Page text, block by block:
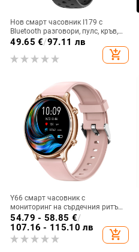
Нов смарт часовник I179 с
Bluetooth разговори, пулс, кръв,
кислород, музика, броене на
крачки, спортен смарт часовник
49.65 €/97.11 лв
add_shopping_cart
Y66 смарт часовник с
мониторинг на сърдечния ритъм,
измерване на телесна
температура, Bluetooth
разговори, офлайн плащане и
следене на съня
54.79 - 58.85 €/
107.16 - 115.10 лв
add_shopping_cart